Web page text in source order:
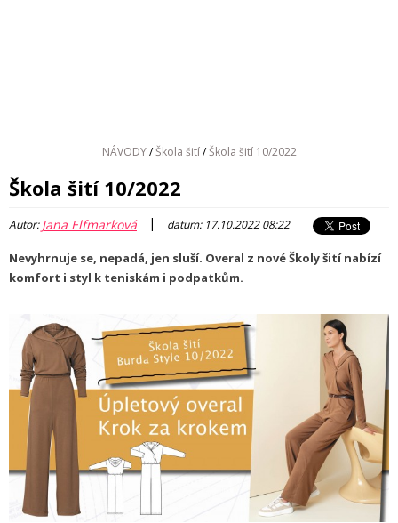
NÁVODY / Škola šití / Škola šití 10/2022
Škola šití 10/2022
Autor:Jana Elfmarková | datum: 17.10.2022 08:22
Nevyhrnuje se, nepadá, jen sluší. Overal z nové Školy šití nabízí
komfort i styl k teniskám i podpatkům.